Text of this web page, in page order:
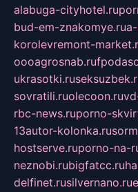
alabuga-cityhotel.ru
bud-em-znakomye.ru
korolevremont-
oooagrosnab.ru
ukrasotki.ru
sovratili.ruolecoon.ru
rbc-news.ruporno-
13autor-kolonka.ru
hostserve.ruporno-na-
neznobi.rubigfatcc.ru
delfinet.rusilvernano.ru